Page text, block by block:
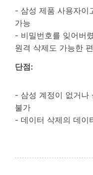
- 삼성 제품 사용자이
가능
- 비밀번호를 잊어버
원격 삭제도 가능한
단점:
- 삼성 계정이 없거나
불가
- 데이터 삭제의 데이